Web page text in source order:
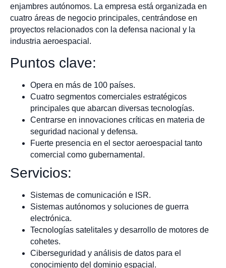
enjambres autónomos. La empresa está organizada en
cuatro áreas de negocio principales, centrándose en
proyectos relacionados con la defensa nacional y la
industria aeroespacial.
Puntos clave:
Opera en más de 100 países.
Cuatro segmentos comerciales estratégicos
principales que abarcan diversas tecnologías.
Centrarse en innovaciones críticas en materia de
seguridad nacional y defensa.
Fuerte presencia en el sector aeroespacial tanto
comercial como gubernamental.
Servicios:
Sistemas de comunicación e ISR.
Sistemas autónomos y soluciones de guerra
electrónica.
Tecnologías satelitales y desarrollo de motores de
cohetes.
Ciberseguridad y análisis de datos para el
conocimiento del dominio espacial.